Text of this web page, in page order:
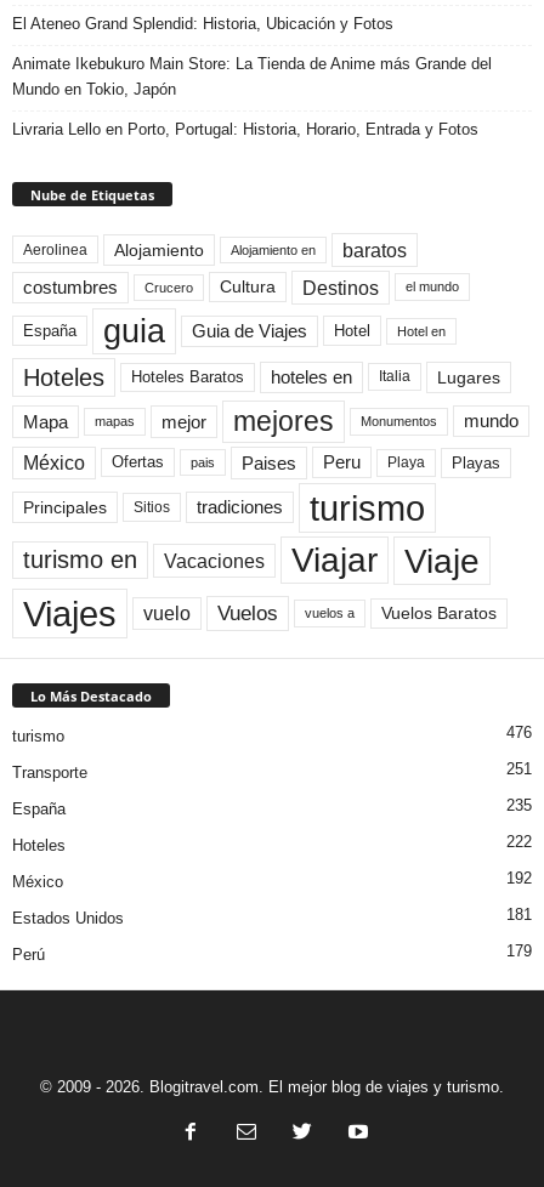
El Ateneo Grand Splendid: Historia, Ubicación y Fotos
Animate Ikebukuro Main Store: La Tienda de Anime más Grande del
Mundo en Tokio, Japón
Livraria Lello en Porto, Portugal: Historia, Horario, Entrada y Fotos
Nube de Etiquetas
Aerolinea Alojamiento Alojamiento en baratos
costumbres Crucero Cultura Destinos el mundo
España guia Guia de Viajes Hotel Hotel en
Hoteles Hoteles Baratos hoteles en Italia Lugares
Mapa mapas mejor mejores Monumentos mundo
México Ofertas pais Paises Peru Playa Playas
Principales Sitios tradiciones turismo
turismo en Vacaciones Viajar Viaje
Viajes vuelo Vuelos vuelos a Vuelos Baratos
Lo Más Destacado
turismo 476
Transporte 251
España 235
Hoteles 222
México 192
Estados Unidos 181
Perú 179
© 2009 - 2026. Blogitravel.com. El mejor blog de viajes y turismo.